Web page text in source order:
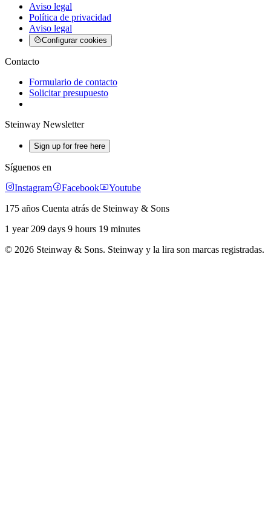
Aviso legal
Política de privacidad
Aviso legal
Configurar cookies
Contacto
Formulario de contacto
Solicitar presupuesto
Steinway Newsletter
Sign up for free here
Síguenos en
Instagram
Facebook
Youtube
175 años Cuenta atrás de Steinway & Sons
1 year 209 days 9 hours 19 minutes
© 2026 Steinway & Sons. Steinway y la lira son marcas registradas.